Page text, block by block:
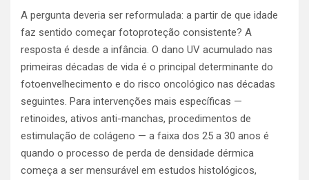
A pergunta deveria ser reformulada: a partir de que idade
faz sentido começar fotoproteção consistente? A
resposta é desde a infância. O dano UV acumulado nas
primeiras décadas de vida é o principal determinante do
fotoenvelhecimento e do risco oncológico nas décadas
seguintes. Para intervenções mais específicas —
retinoides, ativos anti-manchas, procedimentos de
estimulação de colágeno — a faixa dos 25 a 30 anos é
quando o processo de perda de densidade dérmica
começa a ser mensurável em estudos histológicos,